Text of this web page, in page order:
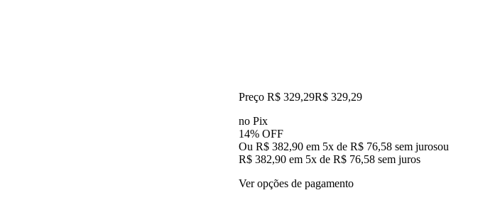
Preço R$ 329,29R$ 329,29
no Pix
14% OFF
Ou R$ 382,90 em 5x de R$ 76,58 sem jurosou
R$ 382,90 em 5x de R$ 76,58 sem juros
Ver opções de pagamento